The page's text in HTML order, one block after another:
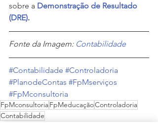
sobre a Demonstração de Resultado
(DRE).
Fonte da Imagem: Contabilidade
#Contabilidade #Controladoria
#PlanodeContas #FpMserviços
#FpMconsultoria
FpMconsultoriaFpMeducaçãoControladoria
Contabilidade